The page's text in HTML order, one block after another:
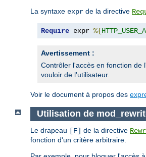
La syntaxe expr de la directive
Require expr %{
Avertissement :
Contrôler l'accès en fonction de
vouloir de l'utilisateur.
Voir le document à propos des
Utilisation de
Le drapeau [F] de la directive
fonction d'un critère arbitraire.